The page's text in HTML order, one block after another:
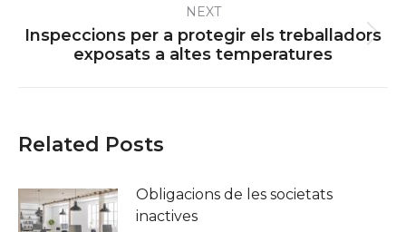
NEXT
Next
post:
Inspeccions per a protegir els treballadors
exposats a altes temperatures
Related Posts
Obligacions de les societats
inactives